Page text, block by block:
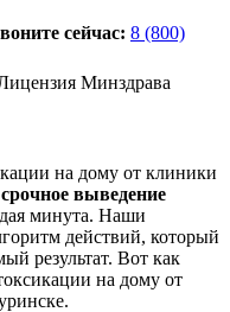
сейчас: 8 (800)
Минздрава
на дому от клиники
срочное выведение
минута. Наши
действий, который
результат. Вот как
на дому от